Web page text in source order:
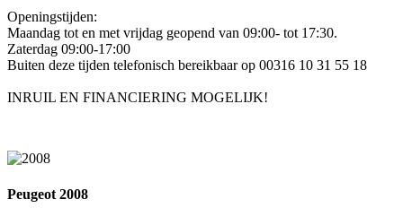
Openingstijden:
Maandag tot en met vrijdag geopend van 09:00- tot 17:30.
Zaterdag 09:00-17:00
Buiten deze tijden telefonisch bereikbaar op 00316 10 31 55 18
INRUIL EN FINANCIERING MOGELIJK!
Peugeot 2008